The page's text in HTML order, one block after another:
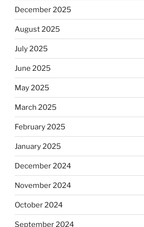
December 2025
August 2025
July 2025
June 2025
May 2025
March 2025
February 2025
January 2025
December 2024
November 2024
October 2024
September 2024